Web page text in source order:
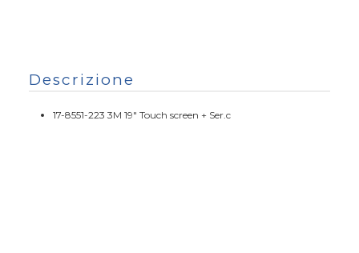
Descrizione
17-8551-223 3M 19" Touch screen + Ser.c